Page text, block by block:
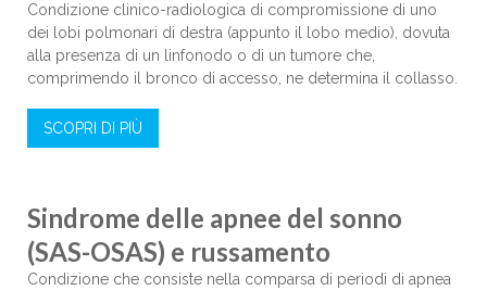
Condizione clinico-radiologica di compromissione di uno
dei lobi polmonari di destra (appunto il lobo medio), dovuta
alla presenza di un linfonodo o di un tumore che,
comprimendo il bronco di accesso, ne determina il collasso.
SCOPRI DI PIÙ
Sindrome delle apnee del sonno
(SAS-OSAS) e russamento
Condizione che consiste nella comparsa di periodi di apnea